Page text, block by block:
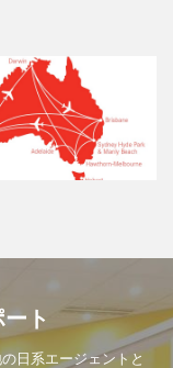
ト
日系エージェントと